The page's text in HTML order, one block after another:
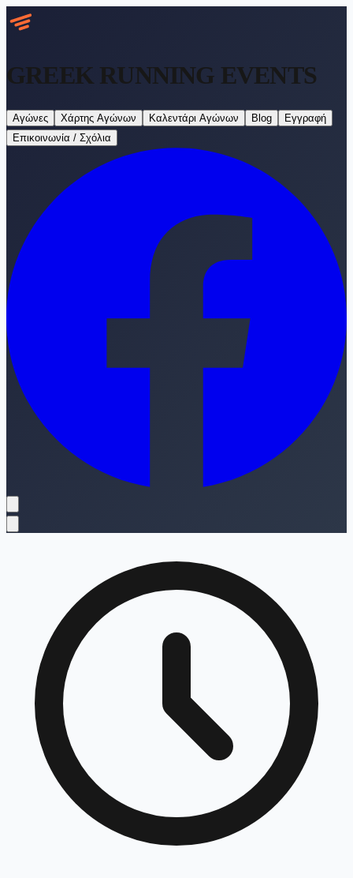
GREEK RUNNING EVENTS
Αγώνες Χάρτης Αγώνων Καλεντάρι Αγώνων Blog
Εγγραφή
Επικοινωνία / Σχόλια